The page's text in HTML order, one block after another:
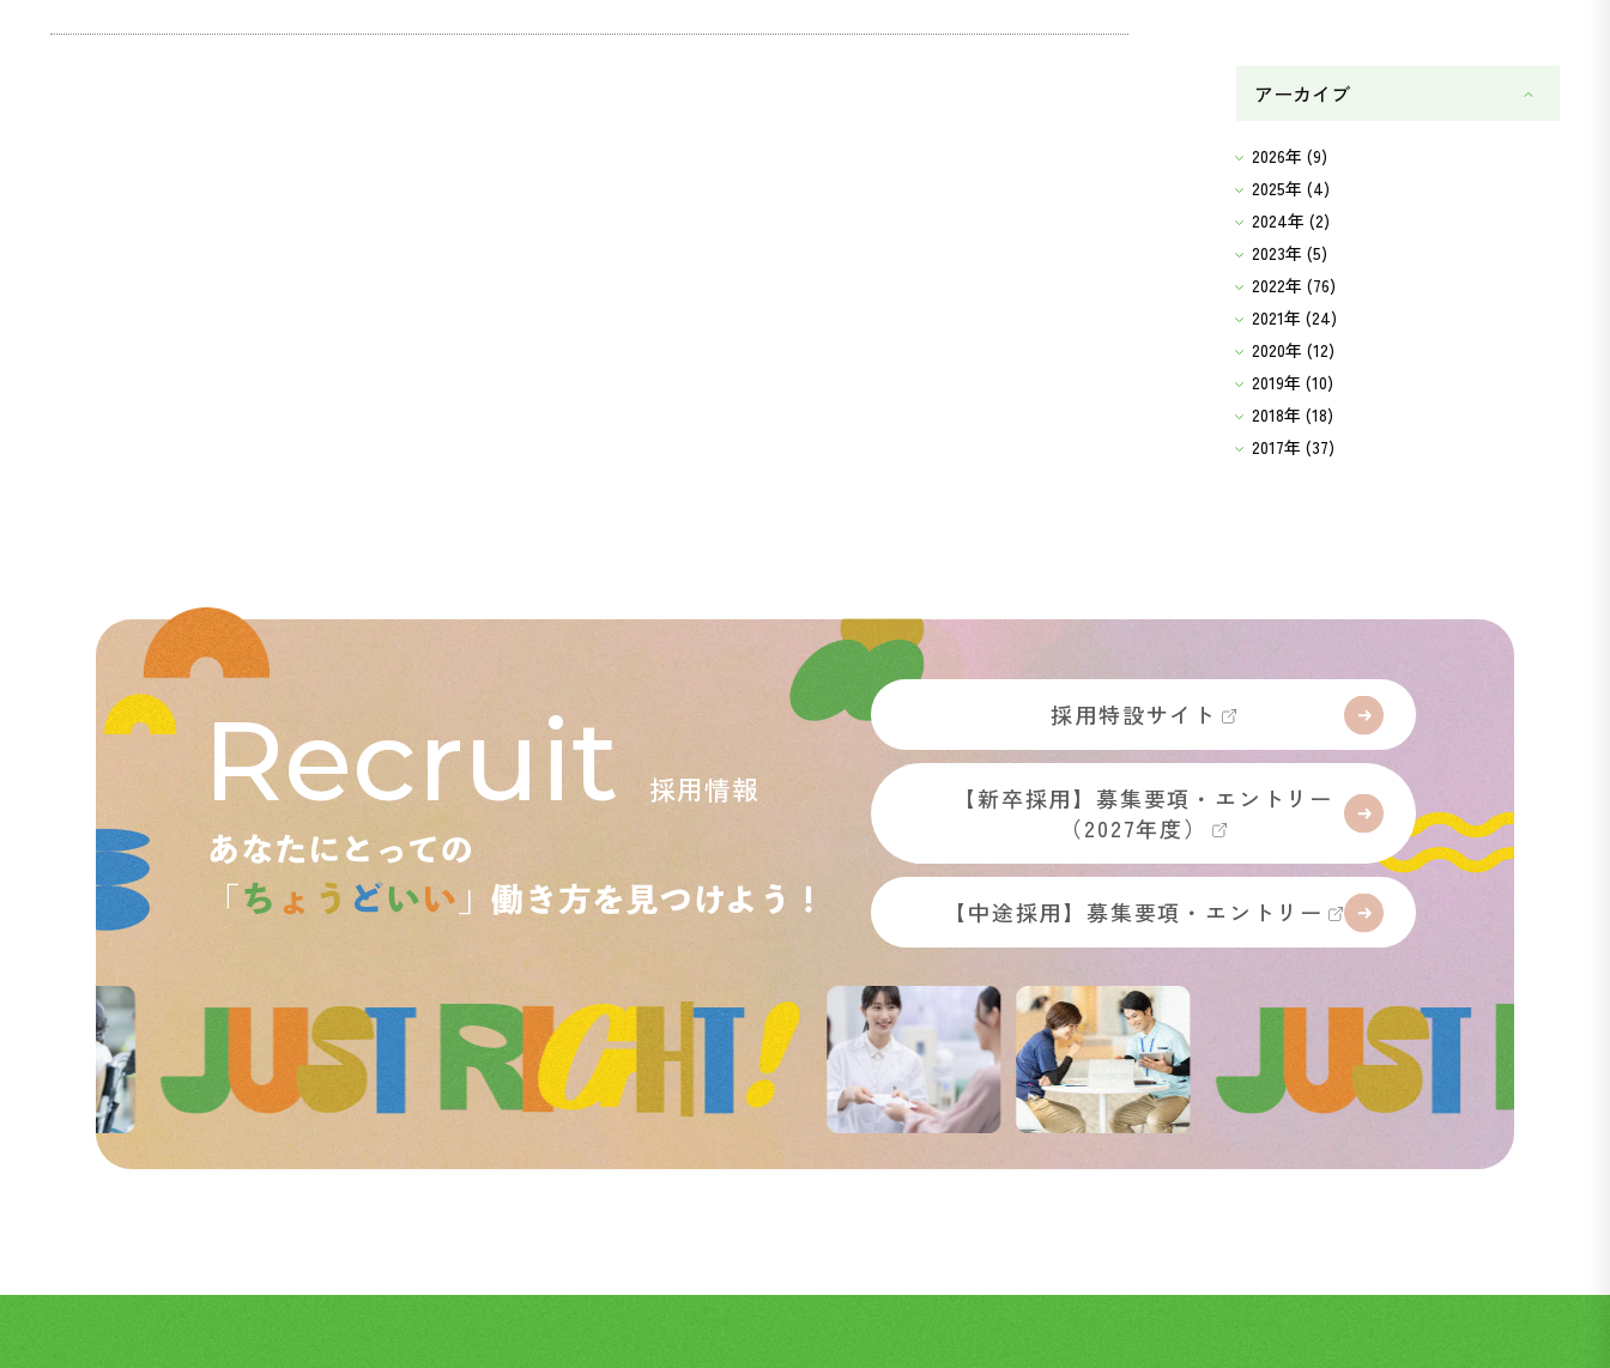
アーカイブ
2026年 (9)
2025年 (4)
2024年 (2)
2023年 (5)
2022年 (76)
2021年 (24)
2020年 (12)
2019年 (10)
2018年 (18)
2017年 (37)
Recruit 採用情報
採用特設サイト
【新卒採用】募集要項・エントリー
（2027年度）
【中途採用】募集要項・エントリー